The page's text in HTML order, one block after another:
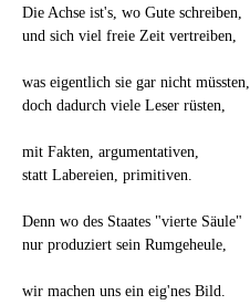
Die Achse ist's, wo Gute schreiben,
und sich viel freie Zeit vertreiben,
was eigentlich sie gar nicht müssten,
doch dadurch viele Leser rüsten,
mit Fakten, argumentativen,
statt Labereien, primitiven.
Denn wo des Staates "vierte Säule"
nur produziert sein Rumgeheule,
wir machen uns ein eig'nes Bild.